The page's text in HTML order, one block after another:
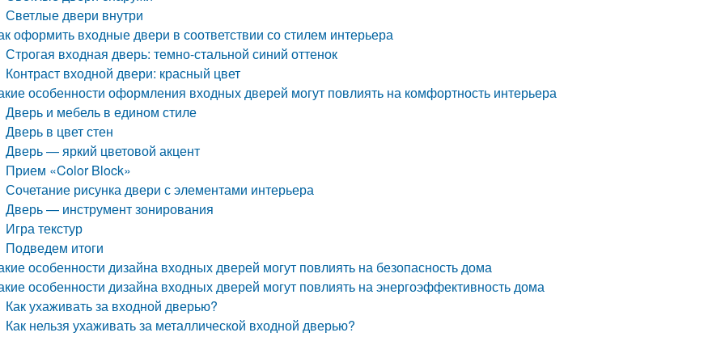
Светлые двери внутри
оформить входные двери в соответствии со стилем интерьера
Строгая входная дверь: темно-стальной синий оттенок
Контраст входной двери: красный цвет
особенности оформления входных дверей могут повлиять на комфортность интерьера
Дверь и мебель в едином стиле
Дверь в цвет стен
Дверь — яркий цветовой акцент
Прием «Color Block»
Сочетание рисунка двери с элементами интерьера
Дверь — инструмент зонирования
Игра текстур
Подведем итоги
особенности дизайна входных дверей могут повлиять на безопасность дома
особенности дизайна входных дверей могут повлиять на энергоэффективность дома
Как ухаживать за входной дверью?
Как нельзя ухаживать за металлической входной дверью?